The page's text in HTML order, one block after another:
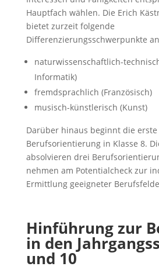
Hauptfach wählen. Die Erich
bietet zurzeit folgende
Differenzierungsschwerpunkte
naturwissenschaftlich-
Informatik)
fremdsprachlich (Französisch)
musisch-künstlerisch (Kunst)
Darüber hinaus beginnt die erste
Berufsorientierung in Klasse 8.
absolvieren drei
nehmen am Potentialcheck zur
Ermittlung geeigneter
Hinführung zur
in den
und 10